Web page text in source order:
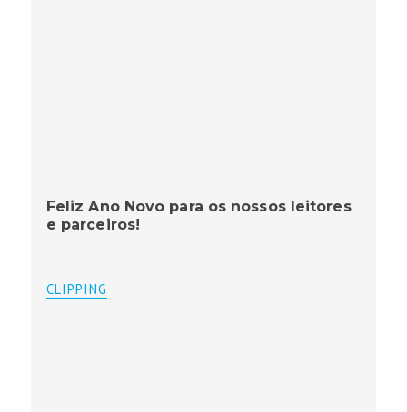
Feliz Ano Novo para os nossos leitores
e parceiros!
CLIPPING